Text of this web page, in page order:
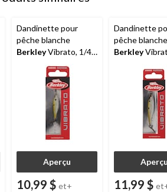
Dandinette pour
pêche blanche
BerkleyVibrato, 1/4
Aperçu
10,99 $ et+
Dandinette
pêche blanche
Berkley
11,99 $